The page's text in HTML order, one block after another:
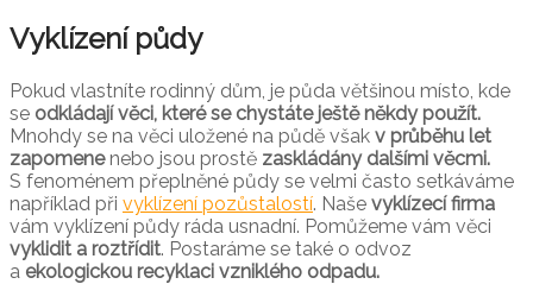
Vyklízení půdy
Pokud vlastníte rodinný dům, je půda většinou místo, kde
se odkládají věci, které se chystáte ještě někdy použít.
Mnohdy se na věci uložené na půdě však v průběhu let
zapomenenebo jsou prostě zaskládány dalšími věcmi.
S fenoménem přeplněné půdy se velmi často setkáváme
například při vyklízení pozůstalostí. Naše vyklízecí firma
vám vyklízení půdy ráda usnadní. Pomůžeme vám věci
vyklidit a roztřídit. Postaráme se také o odvoz
a ekologickou recyklaci vzniklého odpadu.